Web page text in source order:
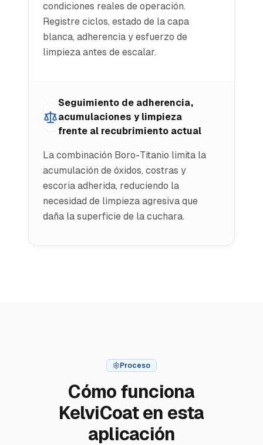
condiciones reales de operación.
Registre ciclos, estado de la capa
blanca, adherencia y esfuerzo de
limpieza antes de escalar.
Seguimiento de adherencia,
acumulaciones y limpieza
frente al recubrimiento actual
La combinación Boro-Titanio limita la
acumulación de óxidos, costras y
escoria adherida, reduciendo la
necesidad de limpieza agresiva que
daña la superficie de la cuchara.
Proceso
Cómo funciona
KelviCoat en esta
aplicación